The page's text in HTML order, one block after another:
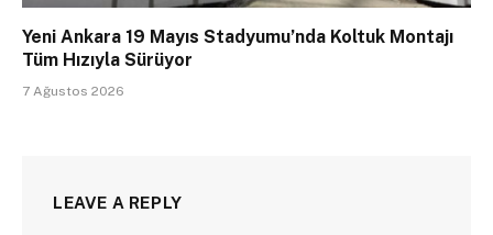
Yeni Ankara 19 Mayıs Stadyumu’nda Koltuk Montajı
Tüm Hızıyla Sürüyor
7 Ağustos 2026
LEAVE A REPLY